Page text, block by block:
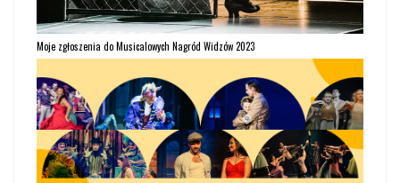
Moje zgłoszenia do Musicalowych Nagród Widzów 2023